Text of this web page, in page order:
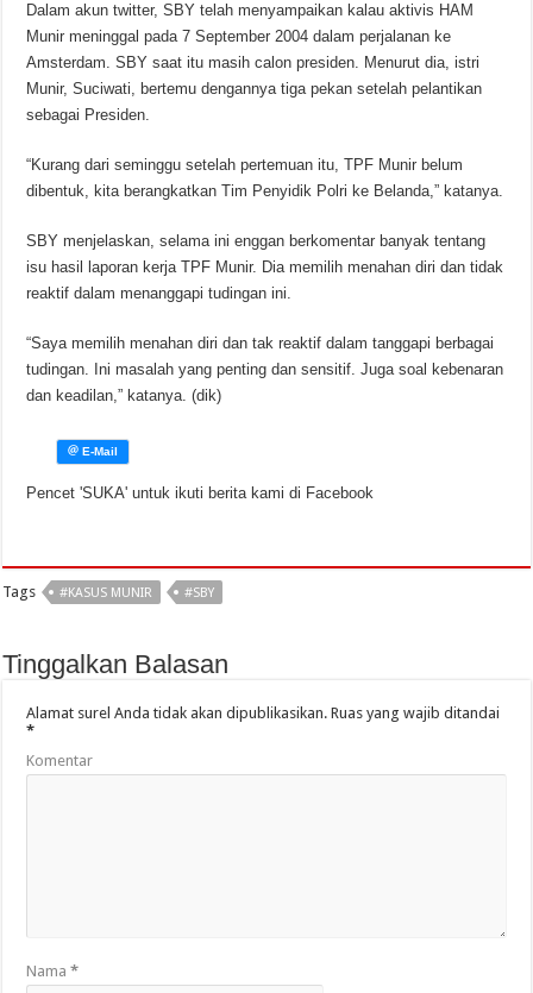
Dalam akun twitter, SBY telah menyampaikan kalau aktivis HAM
Munir meninggal pada 7 September 2004 dalam perjalanan ke
Amsterdam. SBY saat itu masih calon presiden. Menurut dia, istri
Munir, Suciwati, bertemu dengannya tiga pekan setelah pelantikan
sebagai Presiden.
“Kurang dari seminggu setelah pertemuan itu, TPF Munir belum
dibentuk, kita berangkatkan Tim Penyidik Polri ke Belanda,” katanya.
SBY menjelaskan, selama ini enggan berkomentar banyak tentang
isu hasil laporan kerja TPF Munir. Dia memilih menahan diri dan tidak
reaktif dalam menanggapi tudingan ini.
“Saya memilih menahan diri dan tak reaktif dalam tanggapi berbagai
tudingan. Ini masalah yang penting dan sensitif. Juga soal kebenaran
dan keadilan,” katanya. (dik)
Pencet 'SUKA' untuk ikuti berita kami di Facebook
Tags #KASUS MUNIR #SBY
Tinggalkan Balasan
Alamat surel Anda tidak akan dipublikasikan. Ruas yang wajib ditandai
*
Komentar
Nama*